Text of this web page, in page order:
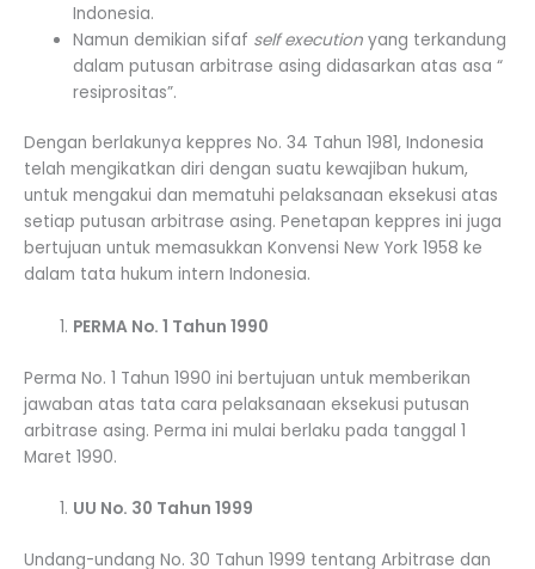
Indonesia.
Namun demikian sifaf self executionyang terkandung
dalam putusan arbitrase asing didasarkan atas asa “
resiprositas”.
Dengan berlakunya keppres No. 34 Tahun 1981, Indonesia
telah mengikatkan diri dengan suatu kewajiban hukum,
untuk mengakui dan mematuhi pelaksanaan eksekusi atas
setiap putusan arbitrase asing. Penetapan keppres ini juga
bertujuan untuk memasukkan Konvensi New York 1958 ke
dalam tata hukum intern Indonesia.
PERMA No. 1 Tahun 1990
Perma No. 1 Tahun 1990 ini bertujuan untuk memberikan
jawaban atas tata cara pelaksanaan eksekusi putusan
arbitrase asing. Perma ini mulai berlaku pada tanggal 1
Maret 1990.
UU No. 30 Tahun 1999
Undang-undang No. 30 Tahun 1999 tentang Arbitrase dan